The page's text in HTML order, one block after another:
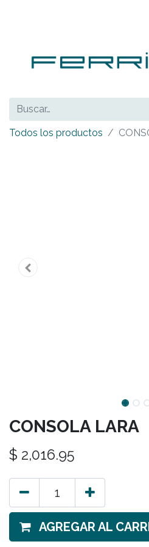
Todos los productos
CONSOLA LARA
$ 2,016.95
AGREGAR AL